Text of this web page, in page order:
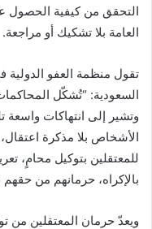
التحقق من كيفية الحصول
العامة بلا تشكيك أو مراجعة.
تقول منظمة العفو
السعودية: “تُشكّل
وتشير إلى انتهاكات واسعة
الأشخاص بلا مذكرة
للمعتقلين بتوكيل محامٍ،
بالإكراه، حرمانهم من
ويعدّ حرمان المعتقلين